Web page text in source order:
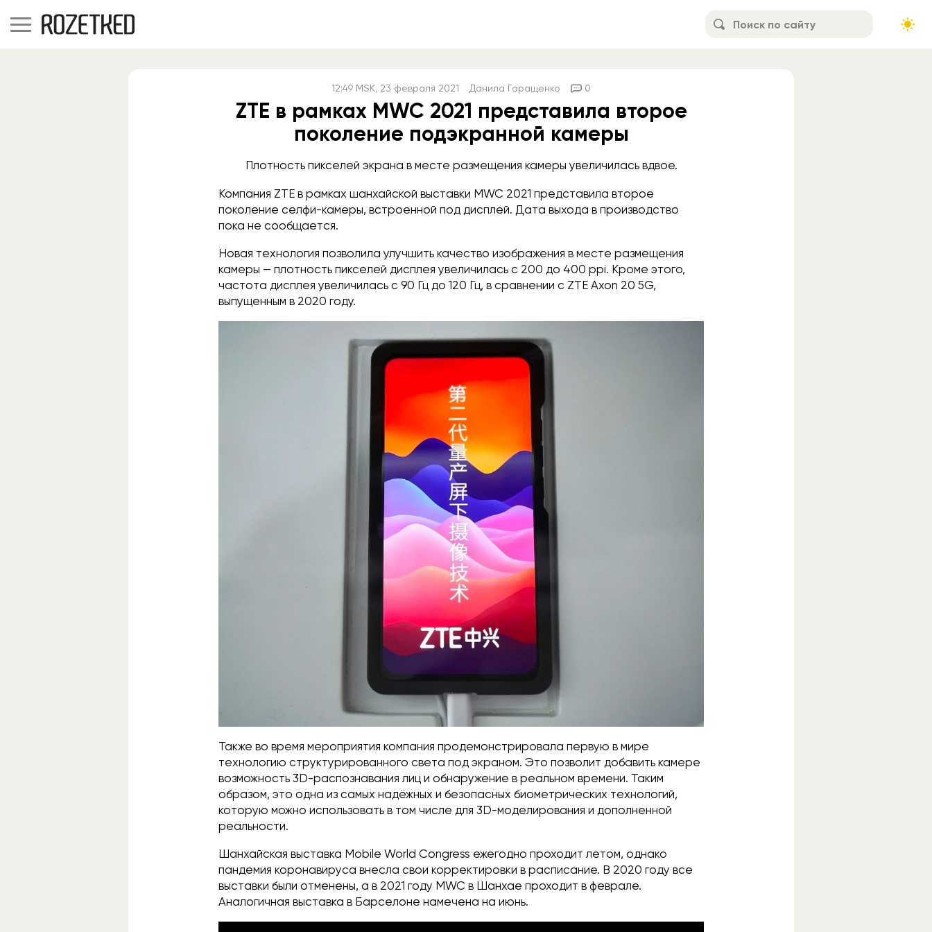
12:49 MSK , 23 февраля 2021 Данила Гаращенко 0
ZTE в рамках MWC 2021 представила второе
поколение подэкранной камеры
Плотность пикселей экрана в месте размещения камеры увеличилась вдвое.
Компания ZTE в рамках шанхайской выставки MWC 2021 представила второе
поколение селфи-камеры, встроенной под дисплей. Дата выхода в производство
пока не сообщается.
Новая технология позволила улучшить качество изображения в месте размещения
камеры — плотность пикселей дисплея увеличилась с 200 до 400 ppi. Кроме этого,
частота дисплея увеличилась с 90 Гц до 120 Гц, в сравнении с ZTE Axon 20 5G,
выпущенным в 2020 году.
Также во время мероприятия компания продемонстрировала первую в мире
технологию структурированного света под экраном. Это позволит добавить камере
возможность 3D-распознавания лиц и обнаружение в реальном времени. Таким
образом, это одна из самых надёжных и безопасных биометрических технологий,
которую можно использовать в том числе для 3D-моделирования и дополненной
реальности.
Шанхайская выставка Mobile World Congress ежегодно проходит летом, однако
пандемия коронавируса внесла свои корректировки в расписание. В 2020 году все
выставки были отменены, а в 2021 году MWC в Шанхае проходит в феврале.
Аналогичная выставка в Барселоне намечена на июнь.